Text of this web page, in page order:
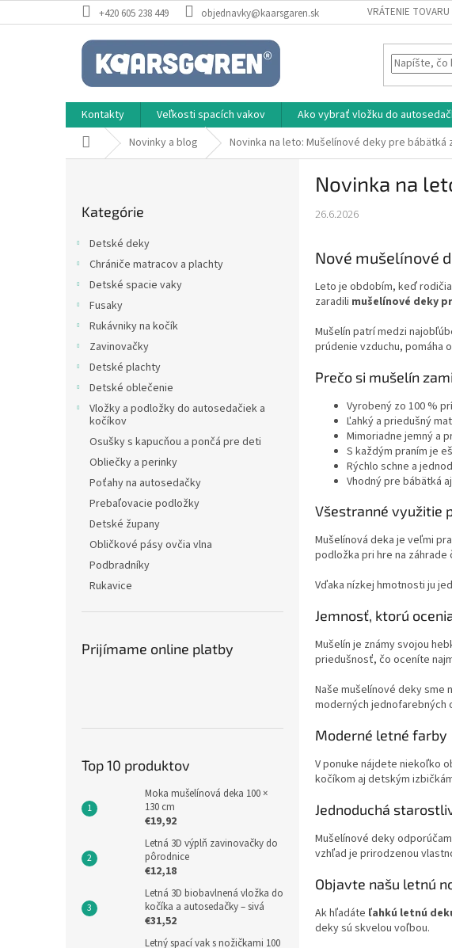
na
+420 605 238 449 objednavky@kaarsgaren.sk VRÁTENIE TOVARU
Kontakty Veľkosti spacích vakov Ako vybrať vložku do
DomovNovinky a blog Novinka na leto: Mušelínové deky pre bábätká
kategórie
Kategórie
Detské deky
Chrániče matracov a plachty
Detské spacie vaky
Fusaky
Rukávniky na kočík
Zavinovačky
Detské plachty
Detské oblečenie
Vložky a podložky do autosedačiek a
kočíkov
Osušky s kapucňou a pončá pre deti
Obliečky a perinky
Poťahy na autosedačky
Prebaľovacie podložky
Detské župany
Obličkové pásy ovčia vlna
Podbradníky
Rukavice
Prijímame online platby
Top 10 produktov
Moka mušelínová deka 100 ×
130 cm
€19,92
Letná 3D výplň zavinovačky do
pôrodnice
€12,18
Letná 3D biobavlnená vložka do
kočíka a autosedačky – sivá
€31,52
Letný spací vak s nožičkami 100
Novinka na
26.6.2026
Nové mušelínové
Leto je obdobím, keď
zaradili mušelínové deky
Mušelín patrí medzi
prúdenie vzduchu, pomáha
Prečo si mušelín
Vyrobený zo 100 %
Ľahký a priedušný
Mimoriadne jemný a
S každým praním je
Rýchlo schne a
Vhodný pre bábätká
Všestranné využitie
Mušelínová deka je veľmi
podložka pri hre na záhrade
Vďaka nízkej hmotnosti ju
Jemnosť, ktorú
Mušelín je známy svojou
priedušnosť, čo oceníte
Naše mušelínové deky sme
moderných jednofarebných
Moderné letné farby
V ponuke nájdete niekoľko
kočíkom aj detským
Jednoduchá
Mušelínové deky
vzhľad je prirodzenou
Objavte našu letnú
Ak hľadáte ľahkú letnú
deky sú skvelou voľbou.